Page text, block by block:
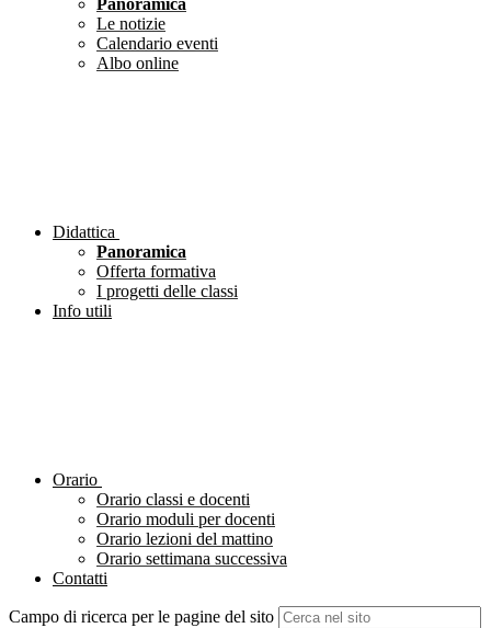
Panoramica
Le notizie
Calendario eventi
Albo online
Didattica
Panoramica
Offerta formativa
I progetti delle classi
Info utili
Orario
Orario classi e docenti
Orario moduli per docenti
Orario lezioni del mattino
Orario settimana successiva
Contatti
Campo di ricerca per le pagine del sito